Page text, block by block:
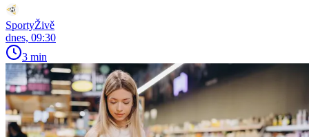
SportyŽivě
dnes, 09:30
3 min